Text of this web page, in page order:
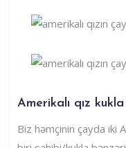
Amerikalı qız
Biz həmçinin çayda iki